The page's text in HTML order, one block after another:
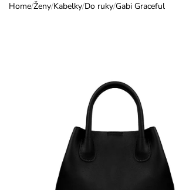
Home/Ženy/Kabelky/Do ruky/Gabi Graceful